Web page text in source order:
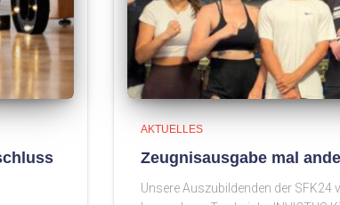
AKTUELLES
Zeugnisausgabe mal
Unsere Auszubildenden der SFK24